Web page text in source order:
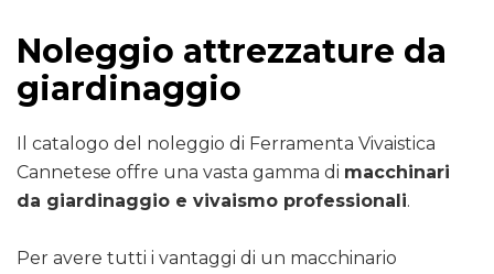
Noleggio attrezzature da
giardinaggio
Il catalogo del noleggio di Ferramenta Vivaistica
Cannetese offre una vasta gamma di macchinari
da giardinaggio e vivaismo professionali.
Per avere tutti i vantaggi di un macchinario